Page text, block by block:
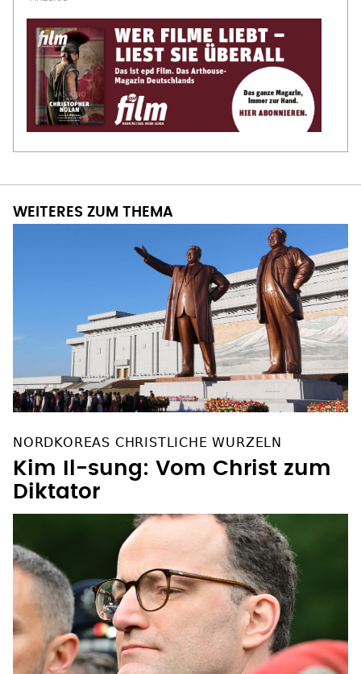
WEITERES ZUM THEMA
NORDKOREAS CHRISTLICHE WURZELN
Kim Il-sung: Vom Christ zum
Diktator